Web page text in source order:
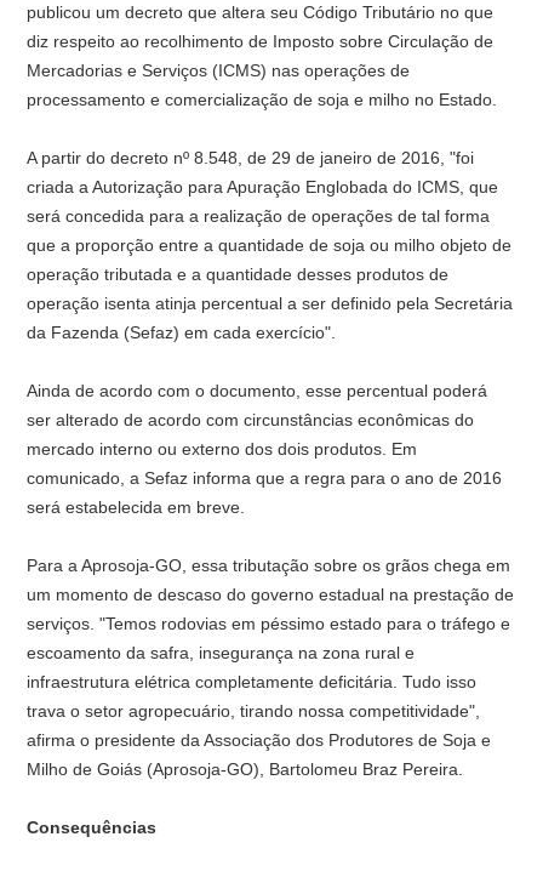
publicou um decreto que altera seu Código Tributário no que
diz respeito ao recolhimento de Imposto sobre Circulação de
Mercadorias e Serviços (ICMS) nas operações de
processamento e comercialização de soja e milho no Estado.
A partir do decreto nº 8.548, de 29 de janeiro de 2016, "foi
criada a Autorização para Apuração Englobada do ICMS, que
será concedida para a realização de operações de tal forma
que a proporção entre a quantidade de soja ou milho objeto de
operação tributada e a quantidade desses produtos de
operação isenta atinja percentual a ser definido pela Secretária
da Fazenda (Sefaz) em cada exercício".
Ainda de acordo com o documento, esse percentual poderá
ser alterado de acordo com circunstâncias econômicas do
mercado interno ou externo dos dois produtos. Em
comunicado, a Sefaz informa que a regra para o ano de 2016
será estabelecida em breve.
Para a Aprosoja-GO, essa tributação sobre os grãos chega em
um momento de descaso do governo estadual na prestação de
serviços. "Temos rodovias em péssimo estado para o tráfego e
escoamento da safra, insegurança na zona rural e
infraestrutura elétrica completamente deficitária. Tudo isso
trava o setor agropecuário, tirando nossa competitividade",
afirma o presidente da Associação dos Produtores de Soja e
Milho de Goiás (Aprosoja-GO), Bartolomeu Braz Pereira.
Consequências